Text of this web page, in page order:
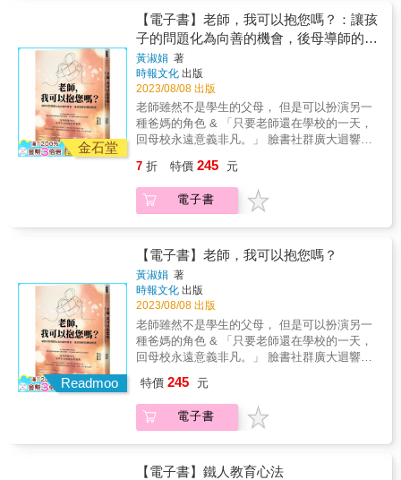
孩子；而是可以誠實展現自身慾望、懂得自我
思考，為自己的興趣感到驕傲、不被他人所動
搖，既懂得做出自私決定，又擁有同情心的孩
子。 為了從旁協助孩子如此健康地成長，宋老
師認為大人們必須要有耐心地長時間觀察，拋
開腦海中的偏見、放下內心的急躁，仔細傾聽
孩子的內心。本書中的十七篇故事，正是為夾
在教育和成長之間不安的孩子與家長帶來的一
絲希望。這是一堂不急著教育，也不忙於給予
訓斥，細心觀察、耐心等待的自我認同課
命終究會長成他本該有的模樣。 比起引導孩
子，我們更該幫助孩子自己做出選擇。 培養相
信孩子的力量， 給自己和孩子自我了解、互相
是在教室裡鼓勵和煽動孩子，讓少數聰明的孩
子可以勇敢地爭論。 ‧孩子們互相牽制與防衛的
過程中，喚醒了隱藏在心底的好勝心，自然而
然開始學習。 ‧想培養稍微有些落後的孩子，要
靠的也是其他的孩子。 ‧教師和家長若出面阻止
孩子們發生摩擦，紛爭就會減少。但是無條件
阻止摩擦，孩子們就會變得乖順嗎？ ‧爭吵是展
孩子們之間的爭吵，不讓任何一方處於有利或
不利的狀態。 ‧不要禁止孩子們不成熟的異性交
往，而應該為他們加油打氣。 ‧我們必須要引導
沒有哪一方比較優越，兩者必須相互補足。 ‧孩
關心的方式，最溫暖的關係叫做設身處地。 ➢
淺閱讀只能靠近知識，深閱讀才能靠近智慧。
➢把握好每個成長的細節，才能在學習上更往
前。把缺點變成優點，把優點變成頂點，那是
成長的關鍵，也是成為頂尖的關鍵。 ➢一切都
是最好的安排，你要走過去才能明白。 ➢我不
想只被喜歡，我還想被尊重。 ➢願過去成為使
你溫柔的理由，而非束縛你的牢籠。 ➢人生只
下即釋，當下即是。 & 本書特色 & ★50個貼近
生活的真實案例，點滴記錄校園生活可能面臨
的難題，寫下面對青春期孩子各種狀況的解
方。 ★35則【良師義有】的溫馨叮嚀，給你勇
境。 ★47篇【學生悄悄話】的溫情贊聲，除了
感謝，還有滿滿因為被理解、被重視而成為更
好的人的美好力量。 & 好評推薦 & ◎台灣大
學 趙治宇教授 ◎點亮生命教育理事長／復興
高中前校長 劉桂光 ◎學生家長 小林加繪子
（林嘉慧老師） ◎華人培訓大師 王晴天 ●47
位學生與家長 溫情贊聲 &
的回饋。 & 最後放上一句我常在課堂上提醒的
話：「如果你不滿意你現在的生活，一天改變
它一點點，一段時間回過頭來看就會有很多不
同。」做自己從來都不是自私，要求別人照著
自己的意思做，才是自私。 & 期待你為自己的
人生給出全部，你的人生值得最棒的生活體
驗。 & 【良師義有】的叮嚀 ➢如果熱情能在舞
台上被看到，它就值得閃耀。 ➢不要崇拜偶
像，做自己的偶像。 ➢追求夢想的道路從來都
不平坦，但是別丟了目標也丟了自己。 ➢亡羊
成為領袖之後，就能贏得所有人的認同跟認
可；是具有大部分人認同跟認可的人，才能成
為領袖。 ➢造成壓力的從來都不是關心，而是
淺閱讀只能靠近知識，深閱讀才能靠近智慧。
➢把握好每個成長的細節，才能在學習上更往
前。把缺點變成優點，把優點變成頂點，那是
成長的關鍵，也是成為頂尖的關鍵。 ➢一切都
是最好的安排，你要走過去才能明白。 ➢我不
想只被喜歡，我還想被尊重。 ➢願過去成為使
你溫柔的理由，而非束縛你的牢籠。 ➢人生只
下即釋，當下即是。 & 本書特色 & ★50個貼近
生活的真實案例，點滴記錄校園生活可能面臨
的難題，寫下面對青春期孩子各種狀況的解
方。 ★35則【良師義有】的溫馨叮嚀，給你勇
境。 ★47篇【學生悄悄話】的溫情贊聲，除了
的老師一樣，在教改裡，努力了三十多年。無
論教改多詭譎，我們從沒想停止協助孩子適應
教育的變化。無論多忙亂，轉身面對孩子時，
總還是想繼續說方設法。 但我們的手再長，撈
了這個、撈不到那個孩子的故事，還是讓人疲
憊，落淚。 不過，教了三十二年，我看見了
&hellip;&hellip; 不管你是老師還是爸媽，或者
就只是大人。 請試試：看著孩子，看見你自己
教師獎、文學獎，透過寫作、演講、工作坊推
動班級經營，帶領學生狂野寫作，更是首位在
體制內開設「圖像識讀」選修課的老師，以馬
雅圖騰陪伴學生開發右腦直觀力量。 教職退休
後，她寫下三十二年在教改與教學的觀察與感
悟，以及她能快樂教學的祕訣──由內心湧出
「不誠無物」四字箴言而產生的行動力，成為
她玩在教學，樂於陪伴的大力量。
老手，不管是在學校或在家裡， 都能輕鬆開啟
食農人生！ 本書完整收錄校園小農第一線實務
操作照片， 用心記下小農精采生活，詳細解說
小農種植經過， 更與農友相互經驗交流、對
照。 & 詳實記錄如何開啟校園小農的「食農食
代」， 帶領學生、家長從走廊菜圃到教室餐
桌， 再到雲端虛擬網路社團、群組分享， 讓家
長也能在家「雲體驗」小農種植過程。 & 與家
長連動，共同收集善用教室、家中廢棄物， 讓
設計美學與環保概念真正落實到生活之中， 使
對在地食材的情感記憶， 對環境、生命的感
知，能友善對待動植物。 歷時5代9年的教室小
農教學，逐年優化再深入， 不只讓每代校園小
本書特色 & ◎與學生之間如何互動細膩的紀錄
與描繪。 ◎詳實的記錄下關於不同蔬果種植的
過程、各式物品如何廢物利用。 ◎內容主題緊
扣SDGs相關議題，落實生活中SDGs的應用。
◎能夠明確的協助父母、師長從種植、生活
中，發現孩子的美好，並同時與孩子一起成
長。
金石堂
【電子書】老師，我可以抱您嗎？：讓孩
子的問題化為向善的機會，後母導師的轉
彎教育
黃淑娟 著
時報文化 出版
2023/08/08 出版
老師雖然不是學生的父母， 但是可以扮演另一
種爸媽的角色 & 「只要老師還在學校的一天，
回母校永遠意義非凡。」 臉書社群廣大迴響、
又帶心的武功秘笈 20年後母班導師的教育體悟
──沒有問題學生，是學生有問題需要協助！ &
孩子的眼神讓我突然清醒，原來這時候的我跟
子，背後必有可憐及無奈之處 面對行為偏差、
情緒失控、班級霸凌、家庭失能的孩子，該如
何化解心鎖，種下愛和善根？ ․渴望被愛，卻
像刺蝟般與同學相處的阿辰，將缺點翻轉成亮
點，如今成為出色的斜槓青年 ․得自賺生活費
而時常曠課的宗維，卻願意用薪水買蛋糕幫老
師慶祝母親節 ․被同學霸凌而偷竊的小文，現
在靠自己的勞力一步一腳印踏實賺錢 ․幼時被
父親拋棄、母親中風、隔代教養的小英，從無
班同學願意挺身保護的一份子&hellip;&hellip; &
這些孩子原本都不受矚目不被期待，卻都在遇
到淑娟老師後，人生終於轉個彎。 & 溫情順
毛，把質問變成好奇，將情緒轉為對話契機，
7 折 特價 245 元
電子書
Readmoo
【電子書】老師，我可以抱您嗎？
黃淑娟 著
時報文化 出版
2023/08/08 出版
老師雖然不是學生的父母， 但是可以扮演另一
種爸媽的角色 & 「只要老師還在學校的一天，
回母校永遠意義非凡。」 臉書社群廣大迴響、
又帶心的武功秘笈 20年後母班導師的教育體悟
──沒有問題學生，是學生有問題需要協助！ &
孩子的眼神讓我突然清醒，原來這時候的我跟
子，背後必有可憐及無奈之處 面對行為偏差、
特價 245 元
電子書
【電子書】鐵人教育心法